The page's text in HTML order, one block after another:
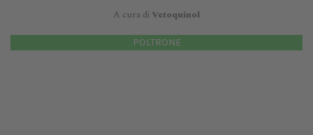
A cura di Vetoquinol
POLTRONE